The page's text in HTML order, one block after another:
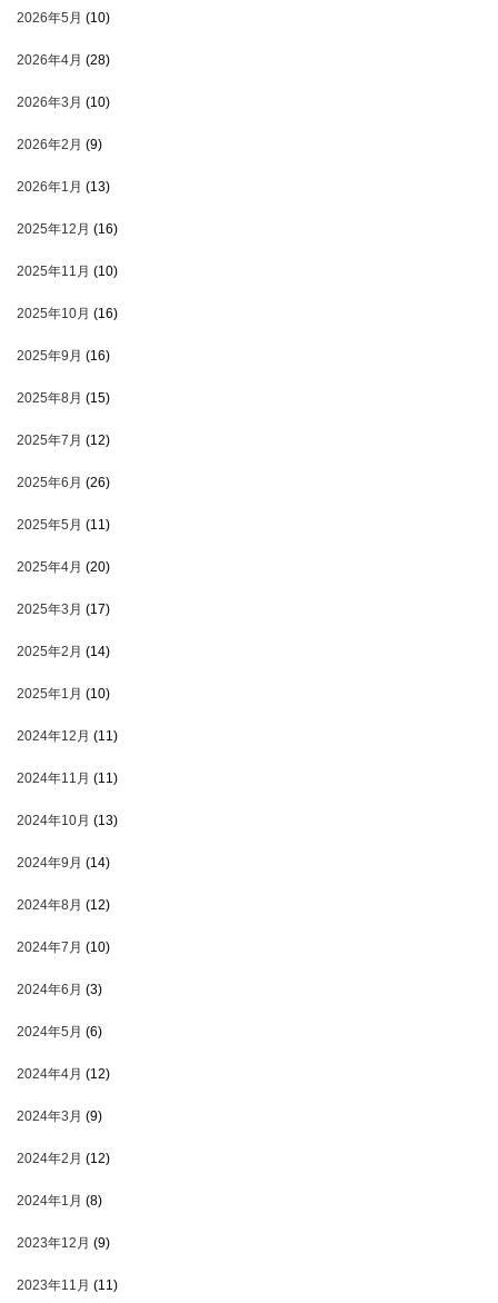
2026年5月 (10)
2026年4月 (28)
2026年3月 (10)
2026年2月 (9)
2026年1月 (13)
2025年12月 (16)
2025年11月 (10)
2025年10月 (16)
2025年9月 (16)
2025年8月 (15)
2025年7月 (12)
2025年6月 (26)
2025年5月 (11)
2025年4月 (20)
2025年3月 (17)
2025年2月 (14)
2025年1月 (10)
2024年12月 (11)
2024年11月 (11)
2024年10月 (13)
2024年9月 (14)
2024年8月 (12)
2024年7月 (10)
2024年6月 (3)
2024年5月 (6)
2024年4月 (12)
2024年3月 (9)
2024年2月 (12)
2024年1月 (8)
2023年12月 (9)
2023年11月 (11)